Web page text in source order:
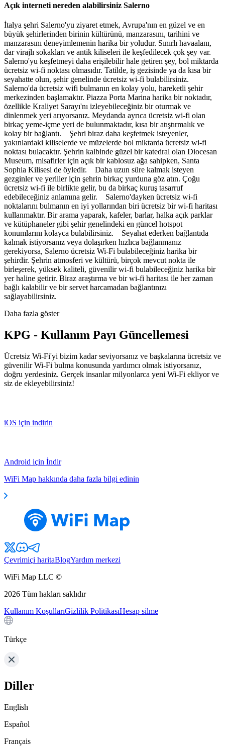
Açık interneti nereden alabilirsiniz Salerno
İtalya şehri Salerno'yu ziyaret etmek, Avrupa'nın en güzel ve en
büyük şehirlerinden birinin kültürünü, manzarasını, tarihini ve
manzarasını deneyimlemenin harika bir yoludur. Sınırlı havaalanı,
dar virajlı sokakları ve antik kiliseleri ile keşfedilecek çok şey var.
Salerno'yu keşfetmeyi daha erişilebilir hale getiren şey, bol miktarda
ücretsiz wi-fi noktası olmasıdır. Tatilde, iş gezisinde ya da kısa bir
seyahatte olun, şehir genelinde ücretsiz wi-fi bulabilirsiniz.
Salerno'da ücretsiz wifi bulmanın en kolay yolu, hareketli şehir
merkezinden başlamaktır. Piazza Porta Marina harika bir noktadır,
özellikle Kraliyet Sarayı'nı izleyebileceğiniz bir oturmak ve
dinlenmek yeri arıyorsanız. Meydanda ayrıca ücretsiz wi-fi olan
birkaç yeme-içme yeri de bulunmaktadır, kısa bir atıştırmalık ve
kolay bir bağlantı. Şehri biraz daha keşfetmek isteyenler,
yakınlardaki kiliselerde ve müzelerde bol miktarda ücretsiz wi-fi
noktası bulacaktır. Şehrin kalbinde güzel bir katedral olan Diocesan
Museum, misafirler için açık bir kablosuz ağa sahipken, Santa
Sophia Kilisesi de öyledir. Daha uzun süre kalmak isteyen
gezginler ve yerliler için şehrin birkaç yurduna göz atın. Çoğu
ücretsiz wi-fi ile birlikte gelir, bu da birkaç kuruş tasarruf
edebileceğiniz anlamına gelir. Salerno'dayken ücretsiz wi-fi
noktalarını bulmanın en iyi yollarından biri ücretsiz bir wi-fi haritası
kullanmaktır. Bir arama yaparak, kafeler, barlar, halka açık parklar
ve kütüphaneler gibi şehir genelindeki en güncel hotspot
konumlarını kolayca bulabilirsiniz. Seyahat ederken bağlantıda
kalmak istiyorsanız veya dolaşırken hızlıca bağlanmanız
gerekiyorsa, Salerno ücretsiz Wi-Fi bulabileceğiniz harika bir
şehirdir. Şehrin atmosferi ve kültürü, birçok mevcut nokta ile
birleşerek, yüksek kaliteli, güvenilir wi-fi bulabileceğiniz harika bir
yer haline getirir. Biraz araştırma ve bir wi-fi haritası ile her zaman
bağlı kalabilir ve bir servet harcamadan bağlantınızı
sağlayabilirsiniz.
Daha fazla göster
KPG - Kullanım Payı Güncellemesi
Ücretsiz Wi-Fi'yi bizim kadar seviyorsanız ve başkalarına ücretsiz ve
güvenilir Wi-Fi bulma konusunda yardımcı olmak istiyorsanız,
doğru yerdesiniz. Gerçek insanlar milyonlarca yeni Wi-Fi ekliyor ve
siz de ekleyebilirsiniz!
iOS için indirin
Android için İndir
WiFi Map hakkında daha fazla bilgi edinin
Çevrimiçi haritaBlogYardım merkezi
WiFi Map LLC ©
2026 Tüm hakları saklıdır
Kullanım KoşullarıGizlilik PolitikasıHesap silme
Türkçe
Diller
English
Español
Français